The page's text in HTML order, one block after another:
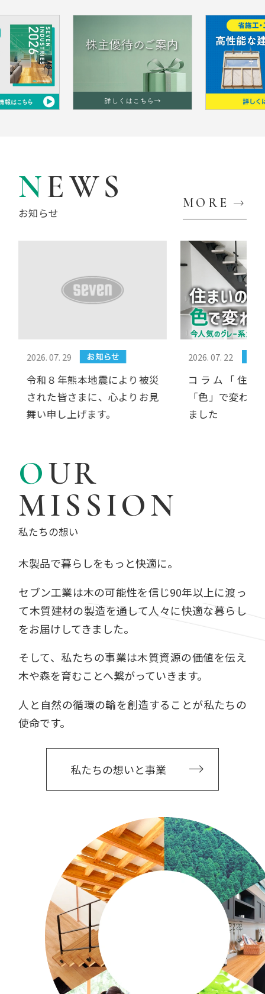
NEWS
お知らせ
MORE
2026. 07. 22
コラム「住まいの印象は
「色」で変わる。」をＵＰし
ました
2026. 07. 07
株主様向けに工
いました（2026
OUR
MISSION
私たちの想い
木製品で暮らしをもっと快適に。
セブン工業は木の可能性を信じ90年以上に渡っ
て木質建材の製造を通して人々に快適な暮らし
をお届けしてきました。
そして、私たちの事業は木質資源の価値を伝え
木や森を育むことへ繋がっていきます。
人と自然の循環の輪を創造することが私たちの
使命です。
私たちの想いと事業